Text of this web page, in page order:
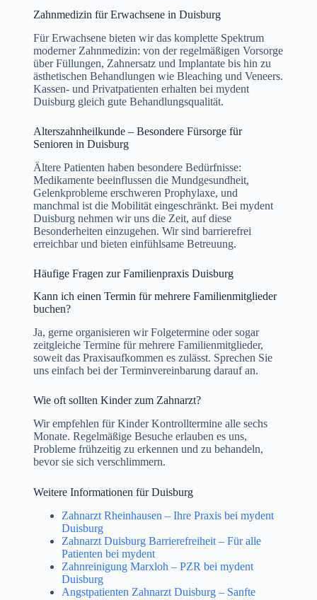
Zahnmedizin für Erwachsene in Duisburg
Für Erwachsene bieten wir das komplette Spektrum
moderner Zahnmedizin: von der regelmäßigen Vorsorge
über Füllungen, Zahnersatz und Implantate bis hin zu
ästhetischen Behandlungen wie Bleaching und Veneers.
Kassen- und Privatpatienten erhalten bei mydent
Duisburg gleich gute Behandlungsqualität.
Alterszahnheilkunde – Besondere Fürsorge für
Senioren in Duisburg
Ältere Patienten haben besondere Bedürfnisse:
Medikamente beeinflussen die Mundgesundheit,
Gelenkprobleme erschweren Prophylaxe, und
manchmal ist die Mobilität eingeschränkt. Bei mydent
Duisburg nehmen wir uns die Zeit, auf diese
Besonderheiten einzugehen. Wir sind barrierefrei
erreichbar und bieten einfühlsame Betreuung.
Häufige Fragen zur Familienpraxis Duisburg
Kann ich einen Termin für mehrere Familienmitglieder
buchen?
Ja, gerne organisieren wir Folgetermine oder sogar
zeitgleiche Termine für mehrere Familienmitglieder,
soweit das Praxisaufkommen es zulässt. Sprechen Sie
uns einfach bei der Terminvereinbarung darauf an.
Wie oft sollten Kinder zum Zahnarzt?
Wir empfehlen für Kinder Kontrolltermine alle sechs
Monate. Regelmäßige Besuche erlauben es uns,
Probleme frühzeitig zu erkennen und zu behandeln,
bevor sie sich verschlimmern.
Weitere Informationen für Duisburg
Zahnarzt Rheinhausen – Ihre Praxis bei mydent
Duisburg
Zahnarzt Duisburg Barrierefreiheit – Für alle
Patienten bei mydent
Zahnreinigung Marxloh – PZR bei mydent
Duisburg
Angstpatienten Zahnarzt Duisburg – Sanfte